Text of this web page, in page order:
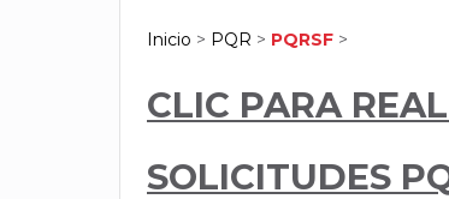
Inicio > PQR > PQRSF >
CLIC PARA
SOLICITUDES